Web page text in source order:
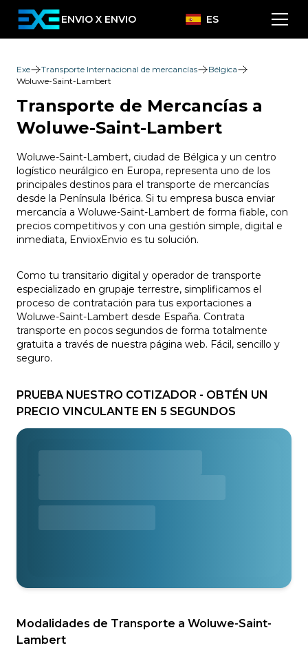
ENVIO X ENVIO ES
Exe Transporte Internacional de mercancías
Bélgica
Woluwe-Saint-Lambert
Transporte de Mercancías a
Woluwe-Saint-Lambert
Woluwe-Saint-Lambert, ciudad de Bélgica y un centro
logístico neurálgico en Europa, representa uno de los
principales destinos para el transporte de mercancías
desde la Península Ibérica. Si tu empresa busca enviar
mercancía a Woluwe-Saint-Lambert de forma fiable, con
precios competitivos y con una gestión simple, digital e
inmediata, EnvioxEnvio es tu solución.
Como tu transitario digital y operador de transporte
especializado en grupaje terrestre, simplificamos el
proceso de contratación para tus exportaciones a
Woluwe-Saint-Lambert desde España. Contrata
transporte en pocos segundos de forma totalmente
gratuita a través de nuestra página web. Fácil, sencillo y
seguro.
PRUEBA NUESTRO COTIZADOR - OBTÉN UN
PRECIO VINCULANTE EN 5 SEGUNDOS
Modalidades de Transporte a Woluwe-Saint-
Lambert